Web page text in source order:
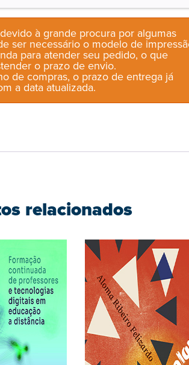
devido à grande procura por algumas
ser necessário o modelo de
para atender seu pedido, o que
o prazo de envio.
de compras, o prazo de entrega já
a data atualizada.
relacionados